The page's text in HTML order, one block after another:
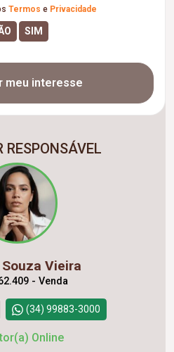
Termos e Privacidade
meu interesse
RESPONSÁVEL
Vieira
- Venda
(34) 99883-3000
Online